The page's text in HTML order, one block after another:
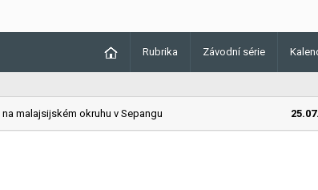
Rubrika Závodní série
malajsijském okruhu v Sepangu